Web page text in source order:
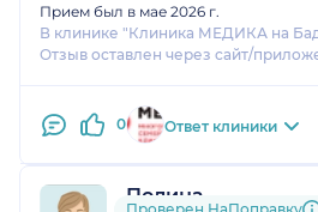
Прием был в мае 2026 г.
В клинике "Клиника МЕДИКА на
Отзыв оставлен через сайт/
0 Ответ клиники
Полина